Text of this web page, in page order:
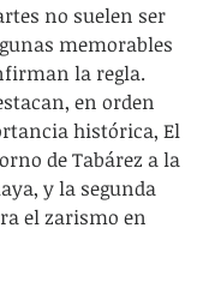
no suelen ser
memorables
la regla.
en orden
histórica, El
de Tabárez a la
y la segunda
el zarismo en